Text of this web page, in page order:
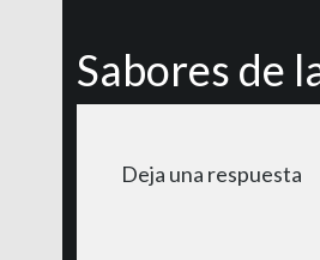
Sabores de
Deja una respuesta